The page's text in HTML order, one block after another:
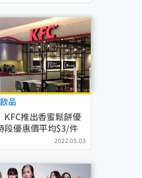
品
KFC推出香蜜鬆餅優
段優惠價平均$3/件
2022.05.03